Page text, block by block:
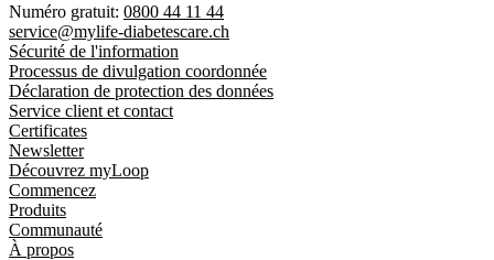
Numéro gratuit: 0800 44 11 44
service@mylife-diabetescare.ch
Sécurité de l'information
Processus de divulgation coordonnée
Déclaration de protection des données
Service client et contact
Certificates
Newsletter
Découvrez myLoop
Commencez
Produits
Communauté
À propos